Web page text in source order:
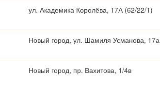
ул. Академика Королёва, 17А (62/22/1)
Новый город, ул. Шамиля Усманова, 17а
Новый город, пр. Вахитова, 1/4в